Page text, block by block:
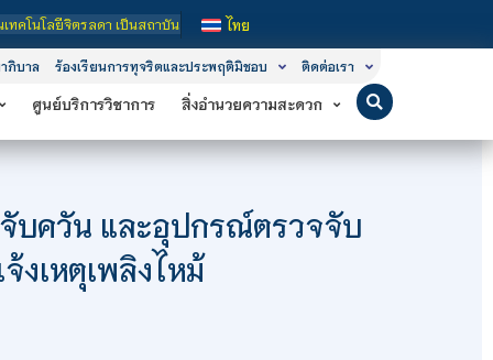
สถาบันอุดมศึกษาในกำกับของรัฐ เปิดหลักสูตรการเรียนการสอน 3 ระดับ คือ ระดั
ไทย
ภิบาล ร้องเรียนการทุจริตและประพฤติมิชอบ ติดต่อเรา
ศูนย์บริการวิชาการ สิ่งอำนวยความสะดวก
ควัน และอุปกรณ์ตรวจจับ
งเหตุเพลิงไหม้